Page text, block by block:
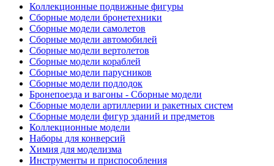
Коллекционные подвижные фигуры
Сборные модели бронетехники
Сборные модели самолетов
Сборные модели автомобилей
Сборные модели вертолетов
Сборные модели кораблей
Сборные модели парусников
Сборные модели подлодок
Бронепоезда и вагоны - Сборные модели
Сборные модели артиллерии и ракетных систем
Сборные модели фигур зданий и предметов
Коллекционные модели
Наборы для конверсий
Химия для моделизма
Инструменты и приспособления